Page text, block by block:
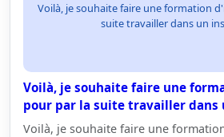
Voilà, je souhaite faire une formation
suite travailler dans un
Voilà, je souhaite faire une
pour par la suite travailler
Voilà, je souhaite faire une